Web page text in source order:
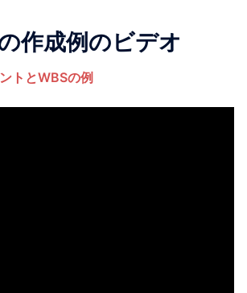
作成例のビデオ
トとWBSの例